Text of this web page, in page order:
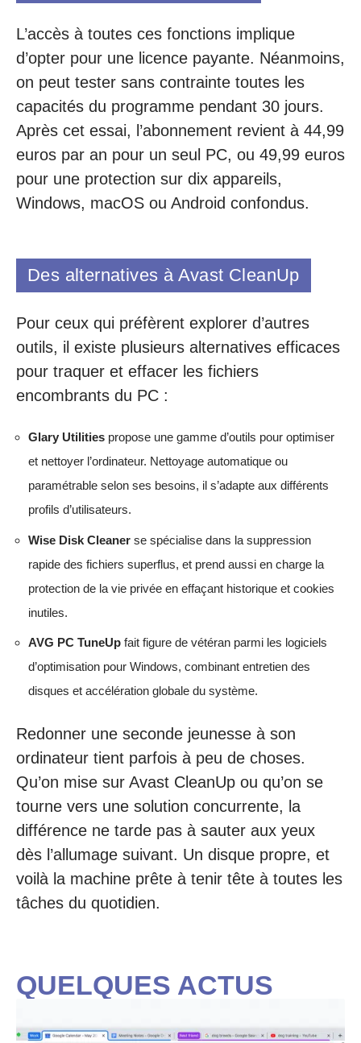
L’accès à toutes ces fonctions implique
d’opter pour une licence payante. Néanmoins,
on peut tester sans contrainte toutes les
capacités du programme pendant 30 jours.
Après cet essai, l’abonnement revient à 44,99
euros par an pour un seul PC, ou 49,99 euros
pour une protection sur dix appareils,
Windows, macOS ou Android confondus.
Des alternatives à Avast CleanUp
Pour ceux qui préfèrent explorer d’autres
outils, il existe plusieurs alternatives efficaces
pour traquer et effacer les fichiers
encombrants du PC :
Glary Utilities propose une gamme d’outils pour optimiser
et nettoyer l’ordinateur. Nettoyage automatique ou
paramétrable selon ses besoins, il s’adapte aux différents
profils d’utilisateurs.
Wise Disk Cleaner se spécialise dans la suppression
rapide des fichiers superflus, et prend aussi en charge la
protection de la vie privée en effaçant historique et cookies
inutiles.
AVG PC TuneUp fait figure de vétéran parmi les logiciels
d’optimisation pour Windows, combinant entretien des
disques et accélération globale du système.
Redonner une seconde jeunesse à son
ordinateur tient parfois à peu de choses.
Qu’on mise sur Avast CleanUp ou qu’on se
tourne vers une solution concurrente, la
différence ne tarde pas à sauter aux yeux
dès l’allumage suivant. Un disque propre, et
voilà la machine prête à tenir tête à toutes les
tâches du quotidien.
QUELQUES ACTUS